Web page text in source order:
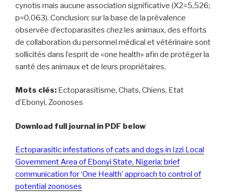
cynotis mais aucune association significative (X2=5,526;
p=0,063). Conclusion: sur la base de la prévalence
observée d’ectoparasites chez les animaux, des efforts
de collaboration du personnel médical et vétérinaire sont
sollicités dans l’esprit de «one health» afin de protéger la
santé des animaux et de leurs propriétaires.
Mots clés: Ectoparasitisme, Chats, Chiens, Etat
d’Ebonyi, Zoonoses
Download full journal in PDF below
Ectoparasitic infestations of cats and dogs in Izzi Local
Government Area of Ebonyi State, Nigeria: brief
communication for ‘One Health’ approach to control of
potential zoonoses